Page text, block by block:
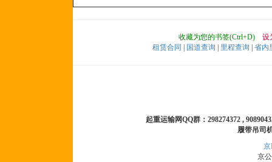
收藏为您的书签(Ctrl+D)
设
租赁合同
国道查询 里程查询 省内
起重运输网QQ群：298274372 ,
履带吊司
京
京